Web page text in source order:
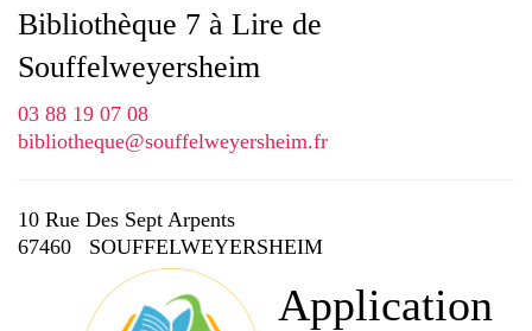
Bibliothèque 7 à Lire de
Souffelweyersheim
03 88 19 07 08
bibliotheque@souffelweyersheim.fr
10 Rue Des Sept Arpents
67460 SOUFFELWEYERSHEIM
Application